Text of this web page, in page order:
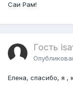
Саи Рам!
Гость
Елена, спасибо, я ,